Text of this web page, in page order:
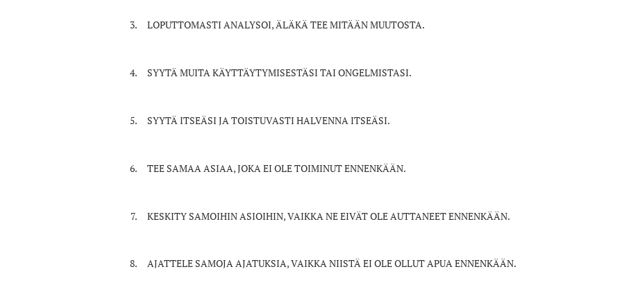
LOPUTTOMASTI ANALYSOI, ÄLÄKÄ TEE MITÄÄN MUUTOSTA.
SYYTÄ MUITA KÄYTTÄYTYMISESTÄSI TAI ONGELMISTASI.
SYYTÄ ITSEÄSI JA TOISTUVASTI HALVENNA ITSEÄSI.
TEE SAMAA ASIAA, JOKA EI OLE TOIMINUT ENNENKÄÄN.
KESKITY SAMOIHIN ASIOIHIN, VAIKKA NE EIVÄT OLE AUTTANEET ENNENKÄÄN.
AJATTELE SAMOJA AJATUKSIA, VAIKKA NIISTÄ EI OLE OLLUT APUA ENNENKÄÄN.